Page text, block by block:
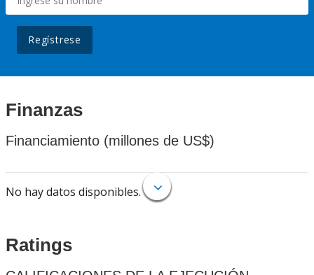
Regístrese
Finanzas
Financiamiento (millones de US$)
No hay datos disponibles.
Ratings